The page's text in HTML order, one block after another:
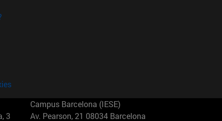
3
Campus Barcelona (IESE)
Av. Pearson, 21 08034 Barcelona